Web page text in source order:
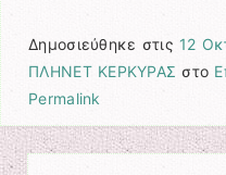
Δημοσιεύθηκε στις 12
ΠΛΗΝΕΤ ΚΕΡΚΥΡΑΣ στο
Permalink